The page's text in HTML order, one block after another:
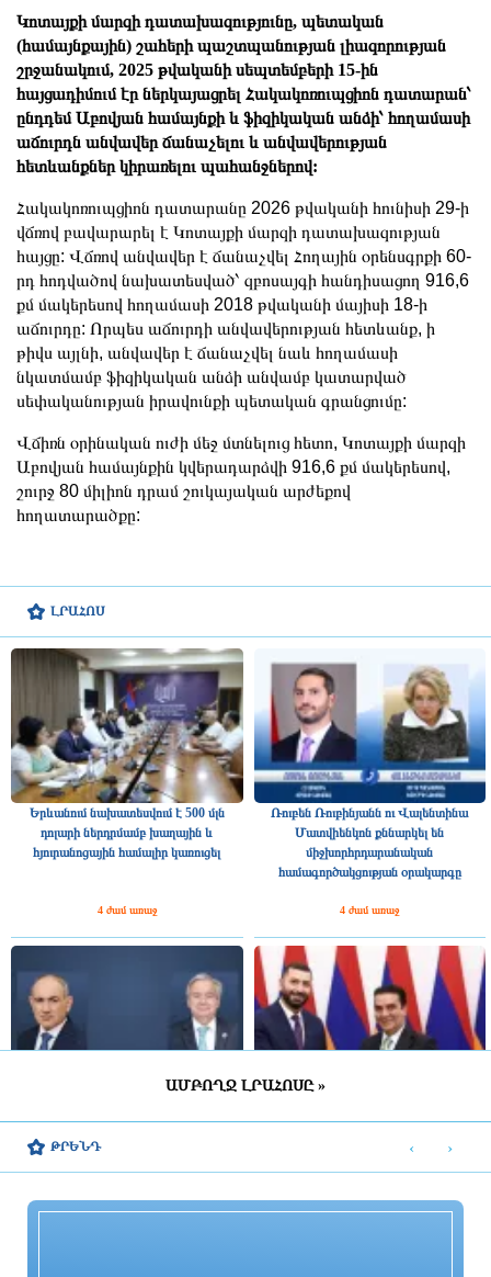
ԼՐԱՀՈՍ
Երևանում նախատեսվում է 500 մլն
դոլարի ներդրմամբ խաղային և
հյուրանոցային համալիր կառուցել
4 ժամ առաջ
Ռուբեն Ռուբինյանն ու Վալենտինա
Մատվիենկոն քննարկել են
միջխորհրդարանական
համագործակցության օրակարգը
4 ժամ առաջ
Հայաստանի ժողովրդին մեր
շարունակական աջակցության
հավատարմատարի հետ
ԱՄԲՈՂՋ ԼՐԱՀՈՍԸ »
Կոտայքի մարզի դատախազությունը, պետական
(համայնքային) շահերի պաշտպանության լիազորության
շրջանակում, 2025 թվականի սեպտեմբերի 15-ին
հայցադիմում էր ներկայացրել Հակակոռուպցիոն դատարան՝
ընդդեմ Աբովյան համայնքի և ֆիզիկական անձի՝ հողամասի
աճուրդն անվավեր ճանաչելու և անվավերության
հետևանքներ կիրառելու պահանջներով:
Հակակոռուպցիոն դատարանը 2026 թվականի հունիսի 29-ի
վճռով բավարարել է Կոտայքի մարզի դատախազության
հայցը: Վճռով անվավեր է ճանաչվել Հողային օրենսգրքի 60-
րդ հոդվածով նախատեսված՝ զբոսայգի հանդիսացող 916,6
քմ մակերեսով հողամասի 2018 թվականի մայիսի 18-ի
աճուրդը: Որպես աճուրդի անվավերության հետևանք, ի
թիվս այլնի, անվավեր է ճանաչվել նաև հողամասի
նկատմամբ ֆիզիկական անձի անվամբ կատարված
սեփականության իրավունքի պետական գրանցումը:
Վճիռն օրինական ուժի մեջ մտնելուց հետո, Կոտայքի մարզի
Աբովյան համայնքին կվերադարձվի 916,6 քմ մակերեսով,
շուրջ 80 միլիոն դրամ շուկայական արժեքով
հողատարածքը:
ԹՐԵՆԴ ‹ ›